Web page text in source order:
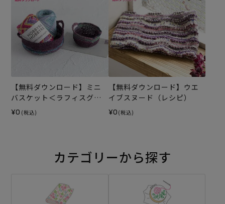
【無料ダウンロード】ミニ
バスケット＜ラフィスグラ
ン＞（レシピ）
¥0 (税込)
【無料ダウンロード】ウエ
イブスヌード（レシピ）
¥0 (税込)
カテゴリーから探す